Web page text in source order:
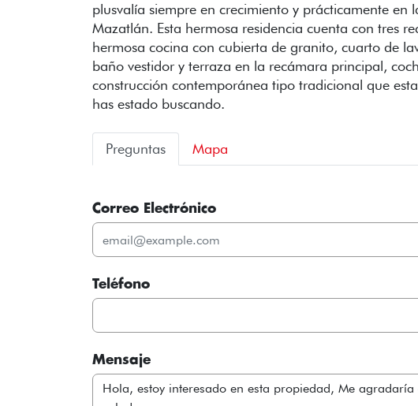
plusvalía siempre en crecimiento y prácticamente
Mazatlán. Esta hermosa residencia cuenta con tres
hermosa cocina con cubierta de granito, cuarto de
baño vestidor y terraza en la recámara principal,
construcción contemporánea tipo tradicional que
has estado buscando.
Preguntas Mapa
Correo Electrónico
Teléfono
Mensaje